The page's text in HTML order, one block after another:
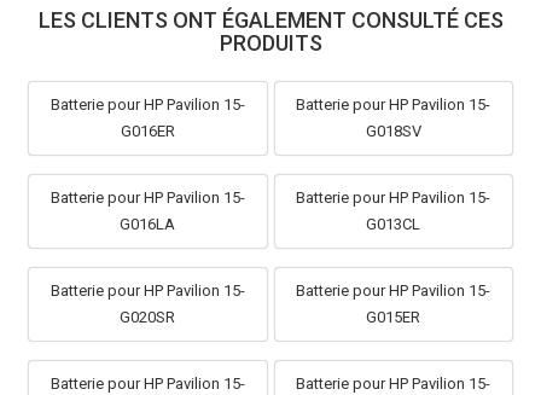
LES CLIENTS ONT ÉGALEMENT CONSULTÉ CES
PRODUITS
Batterie pour HP Pavilion 15-
G016ER
Batterie pour HP Pavilion 15-
G018SV
Batterie pour HP Pavilion 15-
G016LA
Batterie pour HP Pavilion 15-
G013CL
Batterie pour HP Pavilion 15-
G020SR
Batterie pour HP Pavilion 15-
G015ER
Batterie pour HP Pavilion 15-
Batterie pour HP Pavilion 15-